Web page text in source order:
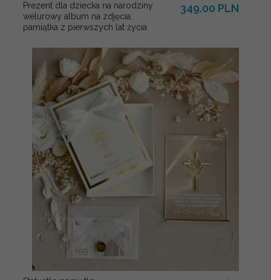
Prezent dla dziecka na narodziny
welurowy album na zdjęcia,
pamiątka z pierwszych lat życia
349.00 PLN